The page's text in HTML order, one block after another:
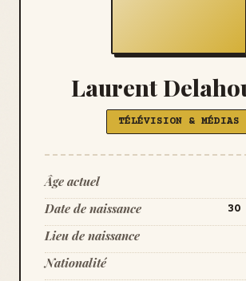
Laurent
TÉLÉVISION & MÉDIAS
Âge actuel
Date de naissance
Lieu de naissance
Nationalité